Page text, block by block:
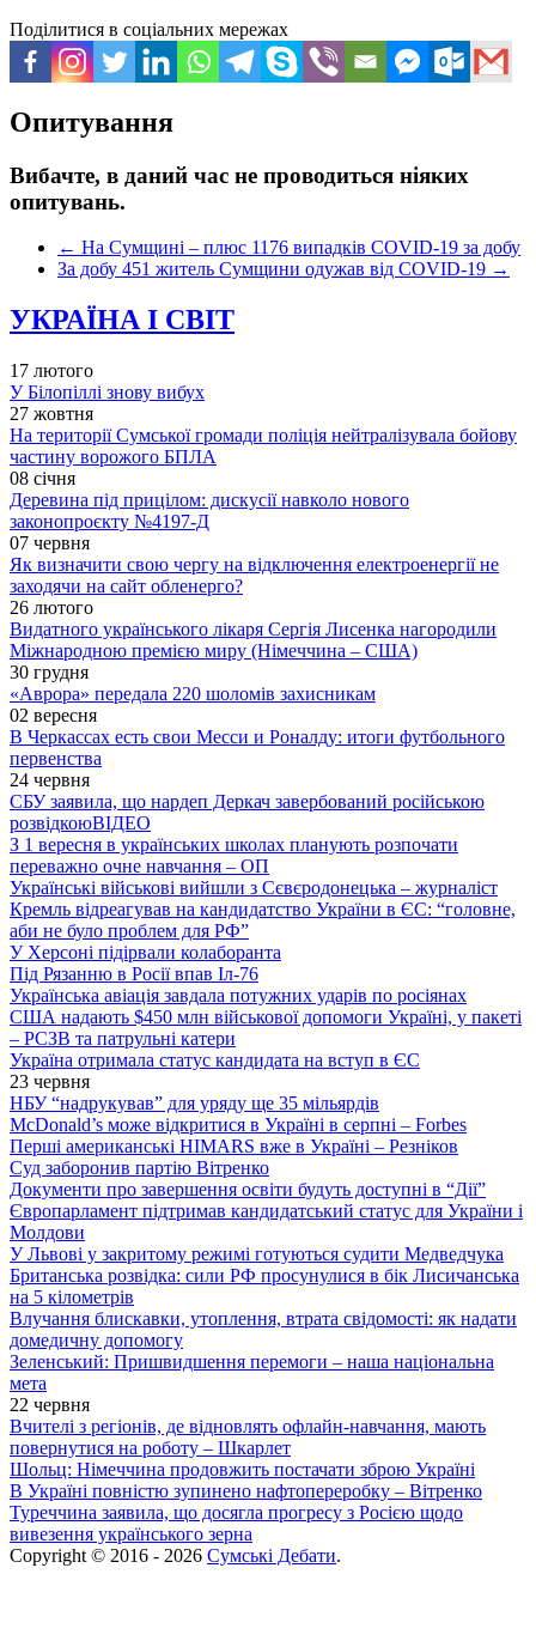
Поділитися в соціальних мережах
Опитування
Вибачте, в даний час не проводиться ніяких
опитувань.
← На Сумщині – плюс 1176 випадків COVID-19 за добу
За добу 451 житель Сумщини одужав від COVID-19 →
УКРАЇНА І СВІТ
17 лютого
У Білопіллі знову вибух
27 жовтня
На території Сумської громади поліція нейтралізувала бойову
частину ворожого БПЛА
08 січня
Деревина під прицілом: дискусії навколо нового
законопроєкту №4197-Д
07 червня
Як визначити свою чергу на відключення електроенергії не
заходячи на сайт обленерго?
26 лютого
Видатного українського лікаря Сергія Лисенка нагородили
Міжнародною премією миру (Німеччина – США)
30 грудня
«Аврора» передала 220 шоломів захисникам
02 вересня
В Черкассах есть свои Месси и Роналду: итоги футбольного
первенства
24 червня
СБУ заявила, що нардеп Деркач завербований російською
розвідкоюВІДЕО
З 1 вересня в українських школах планують розпочати
переважно очне навчання – ОП
Українські військові вийшли з Сєвєродонецька – журналіст
Кремль відреагував на кандидатство України в ЄС: “головне,
аби не було проблем для РФ”
У Херсоні підірвали колаборанта
Під Рязанню в Росії впав Іл-76
Українська авіація завдала потужних ударів по росіянах
США надають $450 млн військової допомоги Україні, у пакеті
– РСЗВ та патрульні катери
Україна отримала статус кандидата на вступ в ЄС
23 червня
НБУ “надрукував” для уряду ще 35 мільярдів
McDonald’s може відкритися в Україні в серпні – Forbes
Перші американські HIMARS вже в Україні – Резніков
Суд заборонив партію Вітренко
Документи про завершення освіти будуть доступні в “Дії”
Європарламент підтримав кандидатський статус для України і
Молдови
У Львові у закритому режимі готуються судити Медведчука
Британська розвідка: сили РФ просунулися в бік Лисичанська
на 5 кілометрів
Влучання блискавки, утоплення, втрата свідомості: як надати
домедичну допомогу
Зеленський: Пришвидшення перемоги – наша національна
мета
22 червня
Вчителі з регіонів, де відновлять офлайн-навчання, мають
повернутися на роботу – Шкарлет
Шольц: Німеччина продовжить постачати зброю Україні
В Україні повністю зупинено нафтопереробку – Вітренко
Туреччина заявила, що досягла прогресу з Росією щодо
вивезення українського зерна
Copyright © 2016 - 2026 Сумські Дебати.